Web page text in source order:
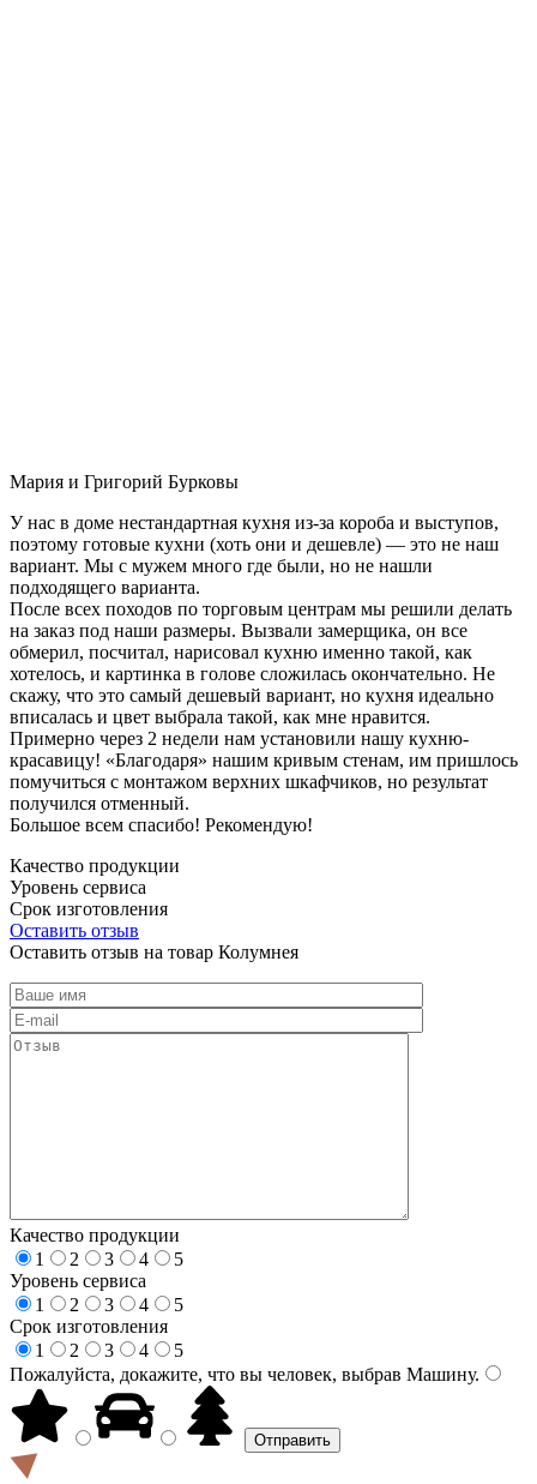
Мария и Григорий Бурковы
У нас в доме нестандартная кухня из-за короба и выступов,
поэтому готовые кухни (хоть они и дешевле) — это не наш
вариант. Мы с мужем много где были, но не нашли
подходящего варианта.
После всех походов по торговым центрам мы решили делать
на заказ под наши размеры. Вызвали замерщика, он все
обмерил, посчитал, нарисовал кухню именно такой, как
хотелось, и картинка в голове сложилась окончательно. Не
скажу, что это самый дешевый вариант, но кухня идеально
вписалась и цвет выбрала такой, как мне нравится.
Примерно через 2 недели нам установили нашу кухню-
красавицу! «Благодаря» нашим кривым стенам, им пришлось
помучиться с монтажом верхних шкафчиков, но результат
получился отменный.
Большое всем спасибо! Рекомендую!
Качество продукции
Уровень сервиса
Срок изготовления
Оставить отзыв
Оставить отзыв на товар Колумнея
Качество продукции
1
2 3 4
5
Уровень сервиса
1
2 3 4
5
Срок изготовления
1
2 3 4
5
Пожалуйста, докажите, что вы человек, выбрав Машину.